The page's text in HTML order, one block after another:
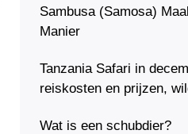
Sambusa (Samosa)
Manier
Tanzania Safari in
reiskosten en prijzen,
Wat is een schubdier?